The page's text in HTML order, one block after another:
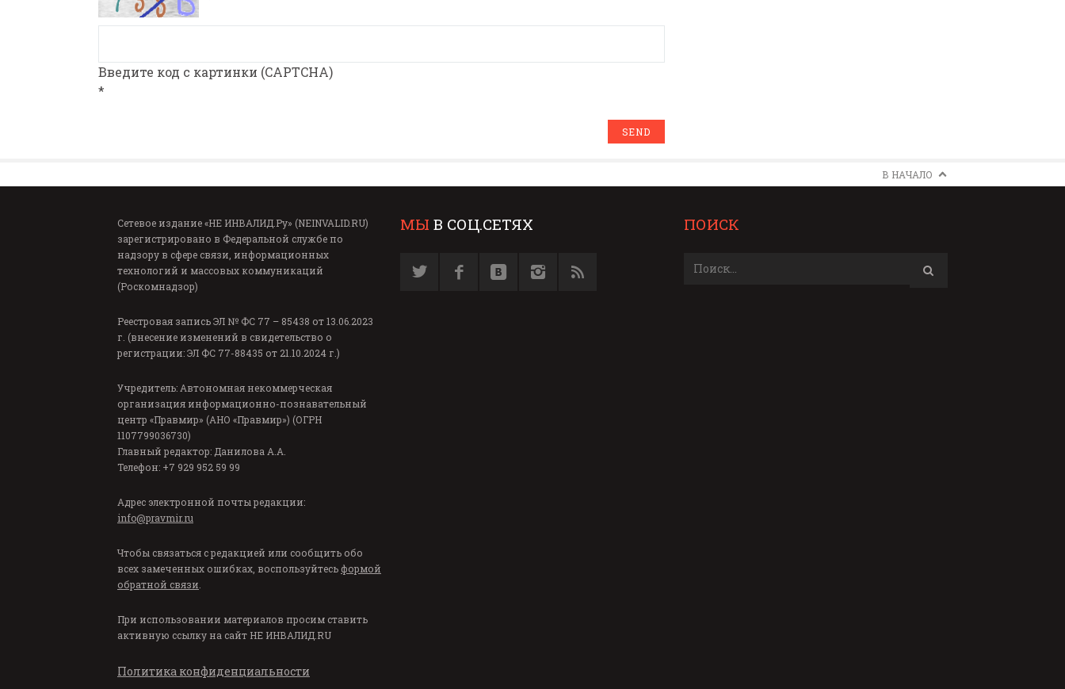
Введите код с картинки (CAPTCHA)
*
В НАЧАЛО
Сетевое издание «НЕ ИНВАЛИД.Ру» (NEINVALID.RU)
зарегистрировано в Федеральной службе по
надзору в сфере связи, информационных
технологий и массовых коммуникаций
(Роскомнадзор)
Реестровая запись ЭЛ № ФС 77 – 85438 от 13.06.2023
г. (внесение изменений в свидетельство о
регистрации: ЭЛ ФС 77-88435 от 21.10.2024 г.)
Учредитель: Автономная некоммерческая
организация информационно-познавательный
центр «Правмир» (АНО «Правмир») (ОГРН
1107799036730)
Главный редактор: Данилова А.А.
Телефон: +7 929 952 59 99
Адрес электронной почты редакции:
info@pravmir.ru
Чтобы связаться с редакцией или сообщить обо
всех замеченных ошибках, воспользуйтесь формой
обратной связи
При использовании материалов просим ставить
активную ссылку на сайт НЕ ИНВАЛИД.RU
Политика конфиденциальности
МЫ В СОЦ.СЕТЯХ ПОИСК